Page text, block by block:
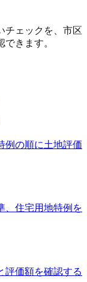
チェックを、市区
きます。
例の順に土地評価
、住宅用地特例を
評価額を確認する